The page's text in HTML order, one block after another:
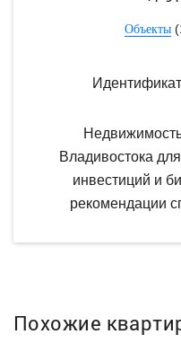
Объекты
Владивостока
инвестиций и
рекомендации
Похожие